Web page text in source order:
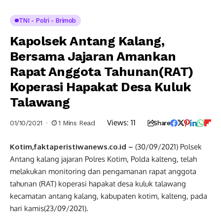
TNI - Polri - Brimob
Kapolsek Antang Kalang,
Bersama Jajaran Amankan
Rapat Anggota Tahunan(RAT)
Koperasi Hapakat Desa Kuluk
Talawang
01/10/2021 1 Mins Read Views: 11 Share
Kotim,faktaperistiwanews.co.id – (30/09/2021) Polsek
Antang kalang jajaran Polres Kotim, Polda kalteng, telah
melakukan monitoring dan pengamanan rapat anggota
tahunan (RAT) koperasi hapakat desa kuluk talawang
kecamatan antang kalang, kabupaten kotim, kalteng, pada
hari kamis(23/09/2021).